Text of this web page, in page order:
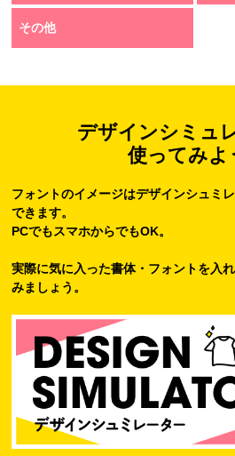
その他
デザインシミュ
使ってみよ
フォントのイメージはデザインシュミ
できます。
PCでもスマホからでもOK。
実際に気に入った書体・フォントを入
みましょう。